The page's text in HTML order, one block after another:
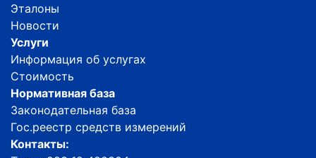
Эталоны
Новости
Услуги
Информация об услугах
Стоимость
Нормативная база
Законодательная база
Гос.реестр средств измерений
Контакты: